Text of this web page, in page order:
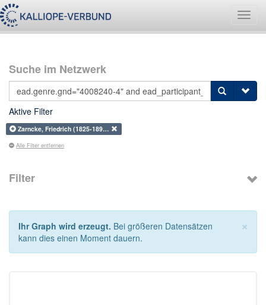
Suche im Netzwerk
Aktive Filter
Zarncke, Friedrich (1825-189…
Alle Filter entfernen
Filter
×
Ihr Graph wird erzeugt. Bei größeren Datensätzen
kann dies einen Moment dauern.